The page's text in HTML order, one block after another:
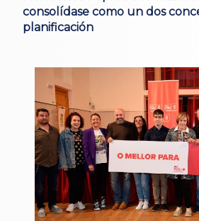
consolídase como un dos
planificación